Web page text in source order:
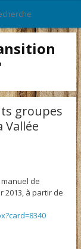
groupes
Vallée
de
2013, à partir de